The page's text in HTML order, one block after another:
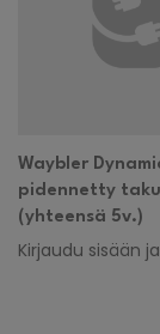
Waybler
pidennetty
(yhteensä 5v.)
Kirjaudu sisään